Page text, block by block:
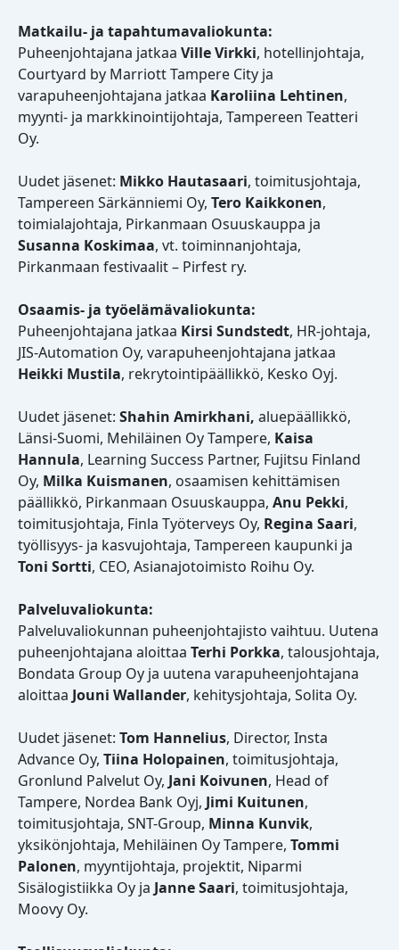
Matkailu- ja tapahtumavaliokunta:
Puheenjohtajana jatkaa Ville Virkki, hotellinjohtaja,
Courtyard by Marriott Tampere City ja
varapuheenjohtajana jatkaa Karoliina Lehtinen,
myynti- ja markkinointijohtaja, Tampereen Teatteri
Oy.
Uudet jäsenet: Mikko Hautasaari, toimitusjohtaja,
Tampereen Särkänniemi Oy, Tero Kaikkonen,
toimialajohtaja, Pirkanmaan Osuuskauppa ja
Susanna Koskimaa, vt. toiminnanjohtaja,
Pirkanmaan festivaalit – Pirfest ry.
Osaamis- ja työelämävaliokunta:
Puheenjohtajana jatkaa Kirsi Sundstedt, HR-johtaja,
JIS-Automation Oy, varapuheenjohtajana jatkaa
Heikki Mustila, rekrytointipäällikkö, Kesko Oyj.
Uudet jäsenet: Shahin Amirkhani, aluepäällikkö,
Länsi-Suomi, Mehiläinen Oy Tampere, Kaisa
Hannula, Learning Success Partner, Fujitsu Finland
Oy, Milka Kuismanen, osaamisen kehittämisen
päällikkö, Pirkanmaan Osuuskauppa, Anu Pekki,
toimitusjohtaja, Finla Työterveys Oy, Regina Saari,
työllisyys- ja kasvujohtaja, Tampereen kaupunki ja
Toni Sortti, CEO, Asianajotoimisto Roihu Oy.
Palveluvaliokunta:
Palveluvaliokunnan puheenjohtajisto vaihtuu. Uutena
puheenjohtajana aloittaa Terhi Porkka, talousjohtaja,
Bondata Group Oy ja uutena varapuheenjohtajana
aloittaa Jouni Wallander, kehitysjohtaja, Solita Oy.
Uudet jäsenet: Tom Hannelius, Director, Insta
Advance Oy, Tiina Holopainen, toimitusjohtaja,
Gronlund Palvelut Oy, Jani Koivunen, Head of
Tampere, Nordea Bank Oyj, Jimi Kuitunen,
toimitusjohtaja, SNT-Group, Minna Kunvik,
yksikönjohtaja, Mehiläinen Oy Tampere, Tommi
Palonen, myyntijohtaja, projektit, Niparmi
Sisälogistiikka Oy ja Janne Saari, toimitusjohtaja,
Moovy Oy.